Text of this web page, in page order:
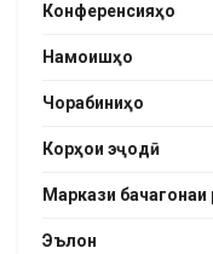
Конференсияҳо
Намоишҳо
Чорабиниҳо
Корҳои эҷодӣ
Маркази
Эълон